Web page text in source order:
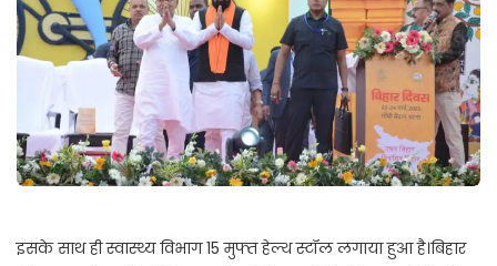
इसके साथ ही स्वास्थ्य विभाग 15 मुफ्त हेल्थ स्टॉल लगाया हुआ है।बिहार